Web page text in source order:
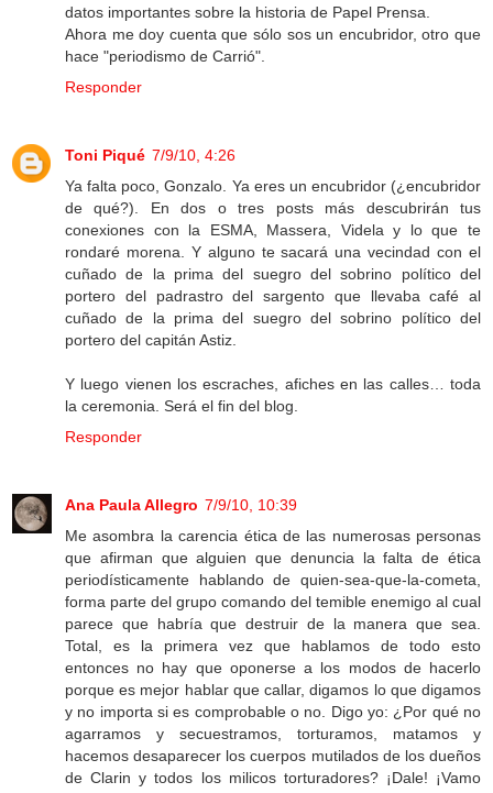
datos importantes sobre la historia de Papel Prensa.
Ahora me doy cuenta que sólo sos un encubridor, otro que
hace "periodismo de Carrió".
Responder
Toni Piqué 7/9/10, 4:26
Ya falta poco, Gonzalo. Ya eres un encubridor (¿encubridor
de qué?). En dos o tres posts más descubrirán tus
conexiones con la ESMA, Massera, Videla y lo que te
rondaré morena. Y alguno te sacará una vecindad con el
cuñado de la prima del suegro del sobrino político del
portero del padrastro del sargento que llevaba café al
cuñado de la prima del suegro del sobrino político del
portero del capitán Astiz.
Y luego vienen los escraches, afiches en las calles… toda
la ceremonia. Será el fin del blog.
Responder
Ana Paula Allegro 7/9/10, 10:39
Me asombra la carencia ética de las numerosas personas
que afirman que alguien que denuncia la falta de ética
periodísticamente hablando de quien-sea-que-la-cometa,
forma parte del grupo comando del temible enemigo al cual
parece que habría que destruir de la manera que sea.
Total, es la primera vez que hablamos de todo esto
entonces no hay que oponerse a los modos de hacerlo
porque es mejor hablar que callar, digamos lo que digamos
y no importa si es comprobable o no. Digo yo: ¿Por qué no
agarramos y secuestramos, torturamos, matamos y
hacemos desaparecer los cuerpos mutilados de los dueños
de Clarin y todos los milicos torturadores? ¡Dale! ¡Vamo